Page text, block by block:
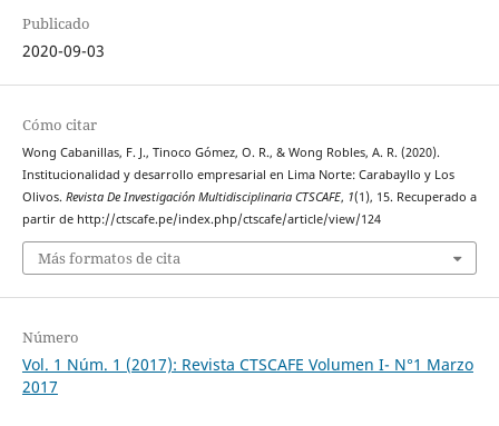
Publicado
2020-09-03
Cómo citar
Wong Cabanillas, F. J., Tinoco Gómez, O. R., & Wong Robles, A. R. (2020).
Institucionalidad y desarrollo empresarial en Lima Norte: Carabayllo y Los
Olivos. Revista De Investigación Multidisciplinaria CTSCAFE, 1(1), 15. Recuperado a
partir de http://ctscafe.pe/index.php/ctscafe/article/view/124
Más formatos de cita
Número
Vol. 1 Núm. 1 (2017): Revista CTSCAFE Volumen I- N°1 Marzo
2017